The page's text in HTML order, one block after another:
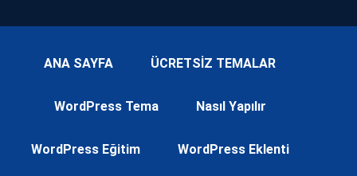
ANA SAYFA ÜCRETSİZ TEMALAR
WordPress Tema Nasıl Yapılır
WordPress Eğitim WordPress Eklenti